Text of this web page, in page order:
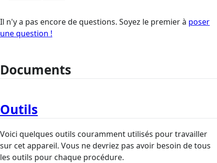
Il n'y a pas encore de questions. Soyez le premier à poser
une question !
Documents
Outils
Voici quelques outils couramment utilisés pour travailler
sur cet appareil. Vous ne devriez pas avoir besoin de tous
les outils pour chaque procédure.